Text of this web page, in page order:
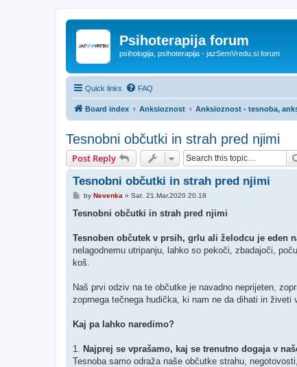
Psihoterapija forum
psihologija, psihoterapija - jazSemVredu.si forum
Quick links FAQ
Board index Anksioznost Anksioznost - tesnoba,
Tesnobni občutki in strah pred njimi
Post Reply
Tesnobni občutki in strah pred njimi
P
s
by Nevenka » Sat. 21.Mar.2020 20.18
Tesnobni občutki in strah pred njimi
Tesnoben občutek v prsih, grlu ali želodcu je eden
nelagodnemu utripanju, lahko so pekoči, zbadajoči,
koš.
Naš prvi odziv na te občutke je navadno neprijeten,
zoprnega tečnega hudička, ki nam ne da dihati in
Kaj pa lahko naredimo?
1. Najprej se vprašamo, kaj se trenutno dogaja v
Tesnoba samo odraža naše občutke strahu,